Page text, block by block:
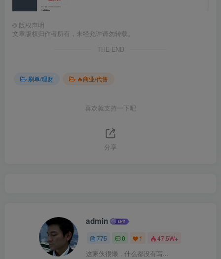
© 版权声明
文章版权归作者所有，未经允许请勿转载。
THE END
刷单/理财 🔥商业/代售
喜欢就支持一下吧
分享
admin
775 0 1 47.5W+
这家伙很懒，什么都没有写...